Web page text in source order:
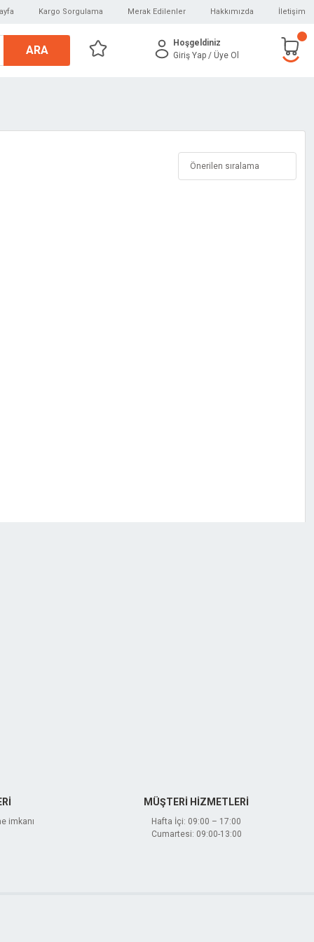
Kargo Sorgulama Merak Edilenler Hakkımızda İletişim
ARA
Hoşgeldiniz
Giriş Yap / Üye Ol
imkanı
MÜŞTERİ HİZMETLERİ
Hafta İçi: 09:00 – 17:00
Cumartesi: 09:00-13:00